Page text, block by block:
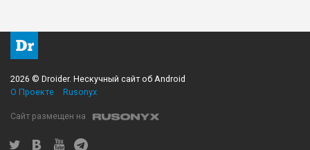
2026 © Droider. Нескучный сайт об Android
О Проекте
Rusonyx
Сайт размещен на